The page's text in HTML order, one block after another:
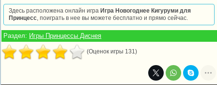
Здесь расположена онлайн игра Игра Новогоднее Кигуруми для
Принцесс, поиграть в нее вы можете бесплатно и прямо сейчас.
Раздел: Игры Принцессы Диснея
(Оценок игры 131)